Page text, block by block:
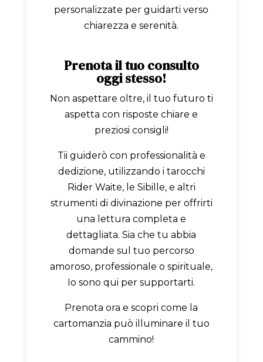
personalizzate per guidarti verso
chiarezza e serenità.
Prenota il tuo consulto
oggi stesso!
Non aspettare oltre, il tuo futuro ti
aspetta con risposte chiare e
preziosi consigli!
Tii guiderò con professionalità e
dedizione, utilizzando i tarocchi
Rider Waite, le Sibille, e altri
strumenti di divinazione per offrirti
una lettura completa e
dettagliata. Sia che tu abbia
domande sul tuo percorso
amoroso, professionale o spirituale,
Io sono qui per supportarti.
Prenota ora e scopri come la
cartomanzia può illuminare il tuo
cammino!